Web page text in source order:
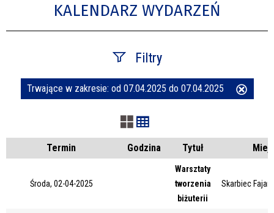
KALENDARZ WYDARZEŃ
Filtry
Szukana fraza
Kategoria
Trwające w zakresie
Trwające w zakresie: od 07.04.2025 do 07.04.2025
Termin Godzina Tytuł
Środa, 02-04-2025
Warsztaty
tworzenia
biżuterii
Skarbiec